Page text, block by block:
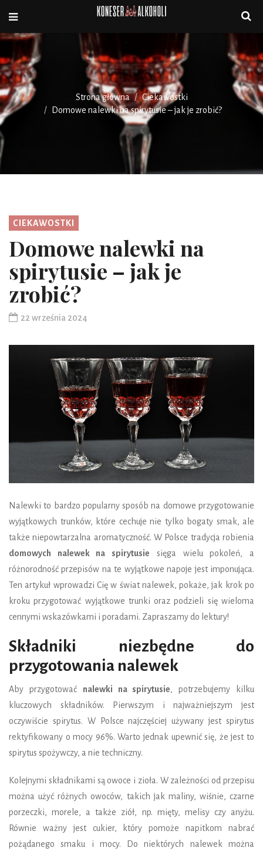
Strona główna
Ciekawostki
Domowe nalewki na spirytusie – jak je zrobić?
CIEKAWOSTKI
Domowe nalewki na
spirytusie – jak je
zrobić?
22 września 2024
Nalewki to bardzo popularny sposób na domowe przygotowanie
wyjątkowych trunków, które cechuje nie tylko bogaty smak, ale
także niepowtarzalna aromatyczność. W Polsce tradycja robienia
domowych nalewek na spirytusie sięga wielu pokoleń, a
różnorodność przepisów na te wyjątkowe napoje jest imponująca.
Ten artykuł wprowadzi Cię w świat nalewek, pokaże, jak krok po
kroku przygotować wyjątkowe trunki oraz podzieli się wieloma
cennymi wskazówkami i poradami. Zapraszamy do lektury!
Składniki niezbędne do
przygotowania nalewek
Aby przygotować nalewki na spirytusie, potrzebujemy kilku
kluczowych składników. Pierwszym i najważniejszym jest
oczywiście spirytus. W Polsce najczęściej używany jest spirytus
rektyfikowany o mocy 96%. Warto jednak upewnić się, że jest to
spirytus spożywczy, a nie techniczny.
Kolejnymi składnikami są owoce i zioła. W zależności od przepisu
można użyć różnych owoców, takich jak maliny, wiśnie, czarne
porzeczki, morele, a także ziół, np. mięty, melisy czy anyżu.
Równie ważny jest cukier, który pomoże napitkom nabrać
pożądanego smaku i mocy. Do niektórych nalewek można